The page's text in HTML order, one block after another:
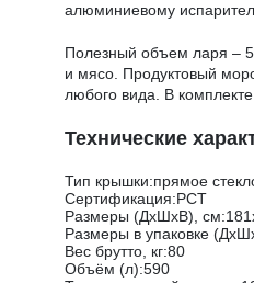
алюминиевому
Полезный объем ларя –
и мясо. Продуктовый
любого вида. В комплекте
Технические
Тип крышки:прямое
Сертификация:РСТ
Размеры (ДхШхВ),
Размеры в упаковке
Вес брутто, кг:80
Объём (л):590